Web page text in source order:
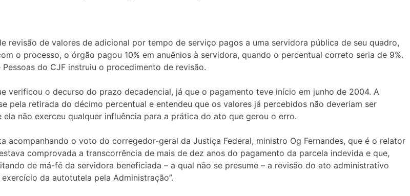
revisão de valores de adicional por tempo de serviço pagos a uma servidora pública de seu quadro,
o processo, o órgão pagou 10% em anuênios à servidora, quando o percentual correto seria de 9%.
do CJF instruiu o procedimento de revisão.
verificou o decurso do prazo decadencial, já que o pagamento teve início em junho de 2004. A
pela retirada do décimo percentual e entendeu que os valores já percebidos não deveriam ser
não exerceu qualquer influência para a prática do ato que gerou o erro.
o voto do corregedor-geral da Justiça Federal, ministro Og Fernandes, que é o relator
comprovada a transcorrência de mais de dez anos do pagamento da parcela indevida e que,
de má-fé da servidora beneficiada – a qual não se presume – a revisão do ato administrativo
da autotutela pela Administração”.